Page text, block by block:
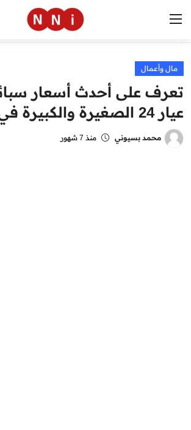
الرئيسية
اخبار مصر
العالم
مال وأعمال
تعرف على أحدث أسعار
عيار 24 الصغيرة والكبيرة في مصر
محمد بسيوني منذ 7 شهور